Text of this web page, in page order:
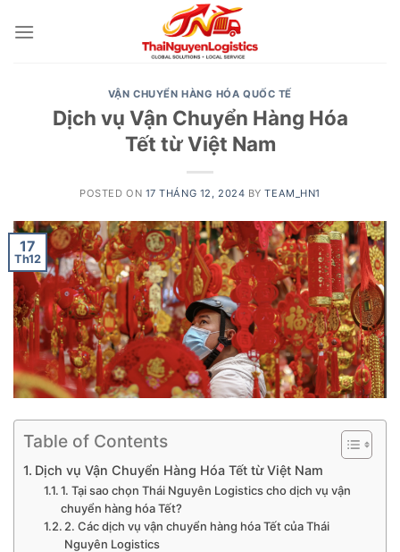
VẬN CHUYỂN HÀNG HÓA QUỐC TẾ
Dịch vụ Vận Chuyển Hàng Hóa
Tết từ Việt Nam
POSTED ON 17 THÁNG 12, 2024 BYTEAM_HN1
17
Th12
Table of Contents
Dịch vụ Vận Chuyển Hàng Hóa Tết từ Việt Nam
1. Tại sao chọn Thái Nguyên Logistics cho dịch vụ vận
chuyển hàng hóa Tết?
2. Các dịch vụ vận chuyển hàng hóa Tết của Thái
Nguyên Logistics